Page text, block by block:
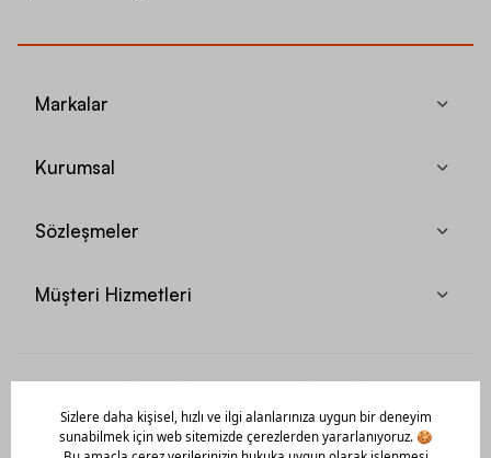
Markalar
Kurumsal
Sözleşmeler
Müşteri Hizmetleri